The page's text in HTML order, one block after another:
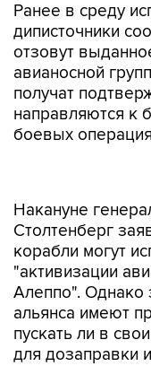
Ранее в среду
диписточники
отзовут
авианосной
получат
направляются к
боевых
Накануне
Столтенберг
корабли могут
"активизации
Алеппо". Однако
альянса имеют
пускать ли в
для дозаправки